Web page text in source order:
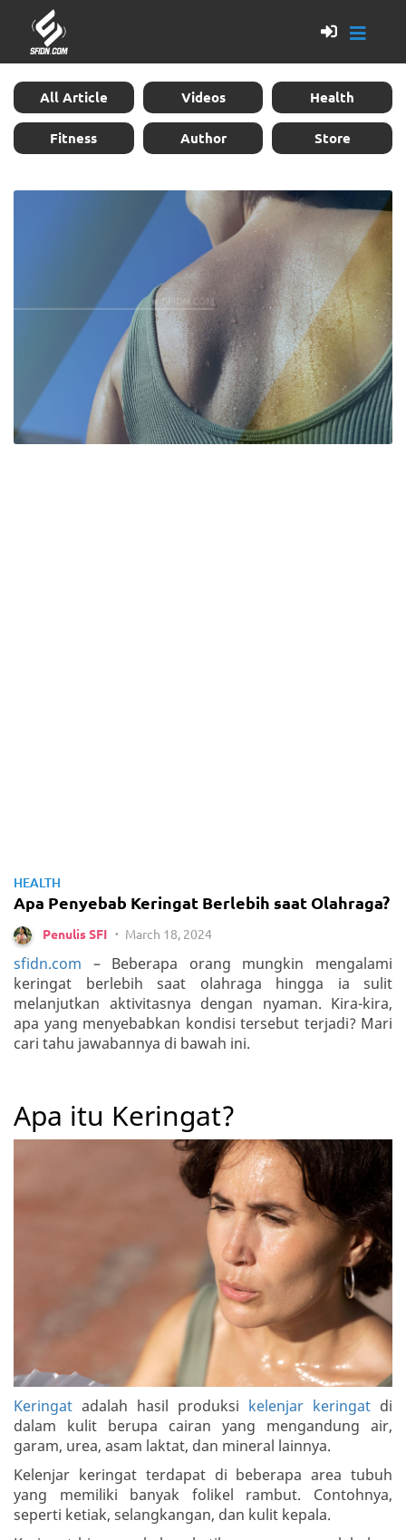
All Article Videos Health
Fitness Author Store
HEALTH
Apa Penyebab Keringat Berlebih saat Olahraga?
Penulis SFI • March 18, 2024
sfidn.com – Beberapa orang mungkin mengalami
keringat berlebih saat olahraga hingga ia sulit
melanjutkan aktivitasnya dengan nyaman. Kira-kira,
apa yang menyebabkan kondisi tersebut terjadi? Mari
cari tahu jawabannya di bawah ini.
Apa itu Keringat?
Keringat adalah hasil produksi kelenjar keringat di
dalam kulit berupa cairan yang mengandung air,
garam, urea, asam laktat, dan mineral lainnya.
Kelenjar keringat terdapat di beberapa area tubuh
yang memiliki banyak folikel rambut. Contohnya,
seperti ketiak, selangkangan, dan kulit kepala.